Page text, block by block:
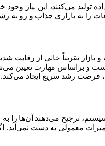
تولید می‌کنند، این نیاز
را به بازاری جذاب و رو به
بازار تقریباً خالی از رقابت
نیست و براساس مهارت تعیین
فرصت رشد سریع ایجاد می‌کند.
ترجیح می‌دهند آن‌ها را
معمولی به دست نمی‌آید.